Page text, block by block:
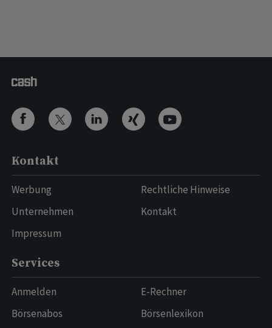
Kontakt
Werbung
Unternehmen
Impressum
Rechtliche Hinweise
Kontakt
Services
Anmelden
Börsenabos
E-Rechner
Börsenlexikon